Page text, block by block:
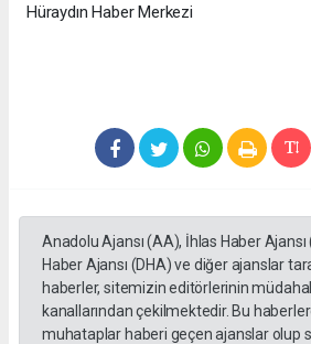
Hüraydın Haber Merkezi
Anadolu Ajansı (AA), İhlas Haber
Haber Ajansı (DHA) ve diğer ajanslar
haberler, sitemizin editörlerinin
kanallarından çekilmektedir. Bu
muhataplar haberi geçen ajanslar olup